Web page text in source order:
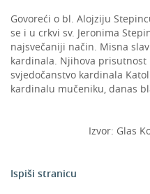
Govoreći o bl. Alojziju
se i u crkvi sv. Jeronima
najsvečaniji način. Misna
kardinala. Njihova
svjedočanstvo kardinala
kardinalu mučeniku, danas
Izvor: Glas
Ispiši stranicu